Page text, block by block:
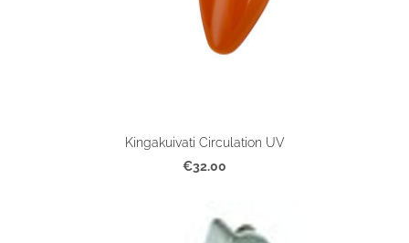
Kingakuivati Circulation UV
€32.00